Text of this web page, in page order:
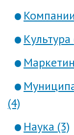
(4)
Наука (3)